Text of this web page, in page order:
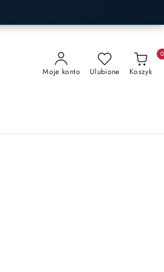
Moje konto Ulubione Koszyk
0